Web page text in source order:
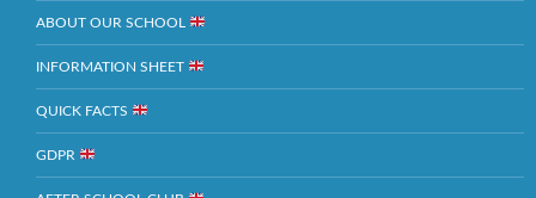
ABOUT OUR SCHOOL
INFORMATION SHEET
QUICK FACTS
GDPR